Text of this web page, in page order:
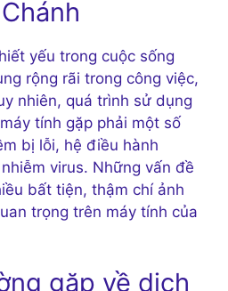
yếu trong cuộc sống
rộng rãi trong công việc,
nhiên, quá trình sử dụng
tính gặp phải một số
bị lỗi, hệ điều hành
virus. Những vấn đề
bất tiện, thậm chí ảnh
trọng trên máy tính của
gặp về dịch